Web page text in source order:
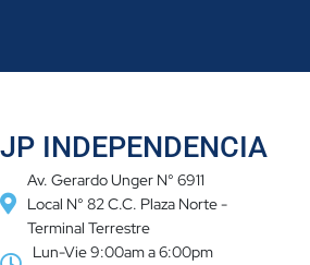
JP INDEPENDENCIA
Av. Gerardo Unger N° 6911
Local N° 82 C.C. Plaza Norte -
Terminal Terrestre
Lun-Vie 9:00am a 6:00pm